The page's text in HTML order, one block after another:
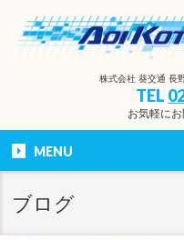
株式会社 葵交通 長
TEL
お気軽に
MENU
ブログ